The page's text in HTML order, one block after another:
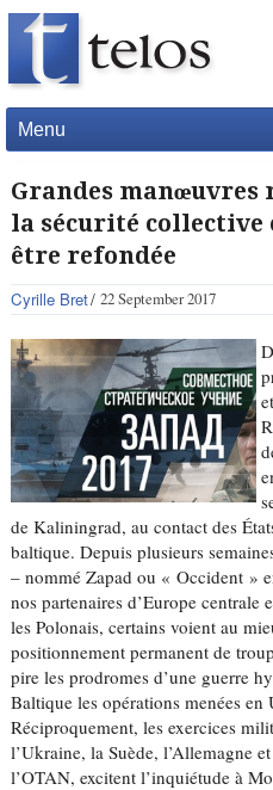
Menu
Grandes manœuvres
la sécurité collective
être refondée
Cyrille Bret 22 September 2017
de Kaliningrad, au contact des
baltique. Depuis plusieurs
– nommé Zapad ou « Occident »
nos partenaires d’Europe centrale
les Polonais, certains voient au
positionnement permanent de
pire les prodromes d’une guerre
Baltique les opérations menées en
Réciproquement, les exercices
l’Ukraine, la Suède, l’Allemagne
l’OTAN, excitent l’inquiétude à